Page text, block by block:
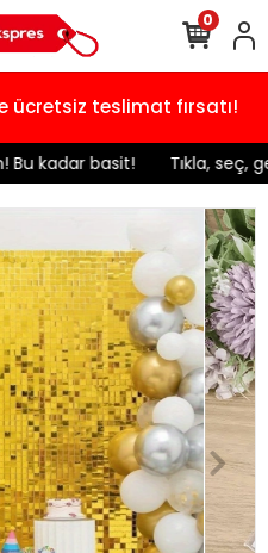
ücretsiz teslimat fırsatı!
Bu kadar basit! Tıkla, seç,
0